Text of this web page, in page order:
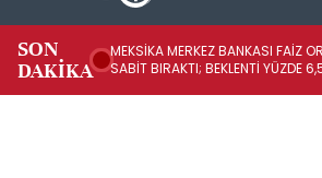
SON
DAKİKA
MEKSİKA MERKEZ BANKASI FAİZ
SABİT BIRAKTI; BEKLENTİ YÜZDE